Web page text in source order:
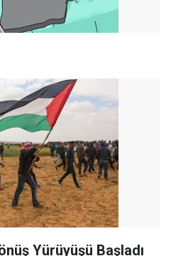
Yürüyüşü Başladı